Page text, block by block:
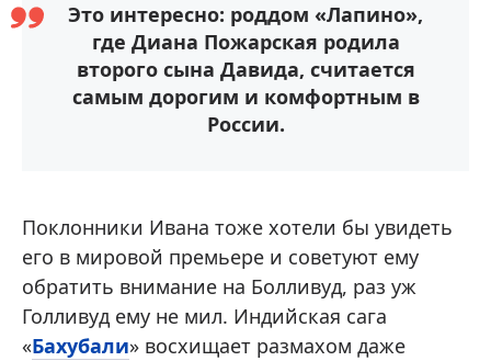
Это интересно: роддом «Лапино»,
где Диана Пожарская родила
второго сына Давида, считается
самым дорогим и комфортным в
России.
Поклонники Ивана тоже хотели бы увидеть
его в мировой премьере и советуют ему
обратить внимание на Болливуд, раз уж
Голливуд ему не мил. Индийская сага
«Бахубали» восхищает размахом даже